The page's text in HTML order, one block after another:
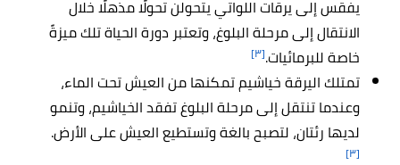
يفقس إلى يرقات اللواتي يتحولن تحولًا مذهلًا خلال
الانتقال إلى مرحلة البلوغ، وتعتبر دورة الحياة تلك ميزةً
خاصة للبرمائيات.[٣]
تمتلك اليرقة خياشيم تمكنها من العيش تحت الماء،
وعندما تنتقل إلى مرحلة البلوغ تفقد الخياشيم، وتنمو
لديها رئتان، لتصبح بالغة وتستطيع العيش على الأرض.
[٣]